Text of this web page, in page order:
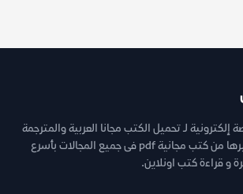
لـ تحميل الكتب مجانا العربية والمترجمة
والروايات والقصص وغيرها من كتب مجانية pdf فى جميع المجالات بأسرع
و قراءة كتب اونلاين.